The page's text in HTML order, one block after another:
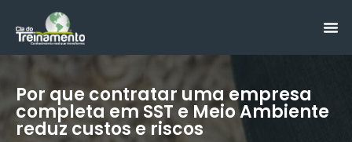
Por que contratar uma empresa
completa em SST e Meio Ambiente
reduz custos e riscos